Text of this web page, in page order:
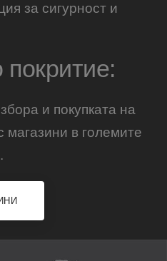
за сигурност и
и покупката на
магазини в големите